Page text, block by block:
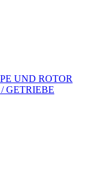
UND ROTOR
GETRIEBE